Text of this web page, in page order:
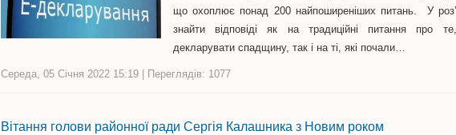
що охоплює понад 200 найпоширеніших питань. У
знайти відповіді як на традиційні питання про
декларувати спадщину, так і на ті, які почали…
Середа, 05 Січня 2022 15:19 | Переглядів: 1077
Вітання голови районної ради Сергія Калашника з Новим роком